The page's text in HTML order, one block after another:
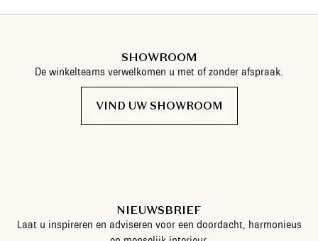
SHOWROOM
De winkelteams verwelkomen u met of zonder afspraak.
VIND UW SHOWROOM
NIEUWSBRIEF
Laat u inspireren en adviseren voor een doordacht, harmonieus